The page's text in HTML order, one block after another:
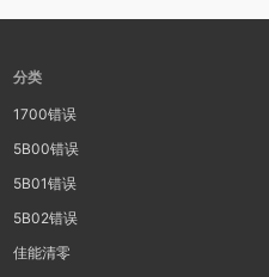
分类
1700错误
5B00错误
5B01错误
5B02错误
佳能清零